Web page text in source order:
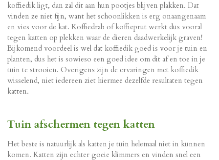
koffiedik ligt, dan zal dit aan hun pootjes blijven plakken. Dat
vinden ze niet fijn, want het schoonlikken is erg onaangenaam
en vies voor de kat. Koffiedrab of koffieprut werkt dus vooral
tegen katten op plekken waar de dieren daadwerkelijk graven!
Bijkomend voordeel is wel dat koffiedik goed is voor je tuin en
planten, dus het is sowieso een goed idee om dit af en toe in je
tuin te strooien. Overigens zijn de ervaringen met koffiedik
wisselend, niet iedereen ziet hiermee dezelfde resultaten tegen
katten.
Tuin afschermen tegen katten
Het beste is natuurlijk als katten je tuin helemaal niet in kunnen
komen. Katten zijn echter goeie klimmers en vinden snel een